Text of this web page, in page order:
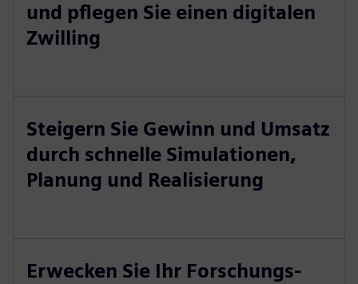
und pflegen Sie einen digitalen
Zwilling
Steigern Sie Gewinn und Umsatz
durch schnelle Simulationen,
Planung und Realisierung
Erwecken Sie Ihr Forschungs-